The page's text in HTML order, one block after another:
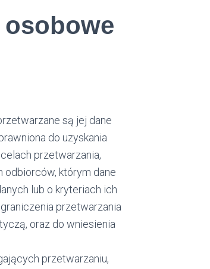
są jej dane
do uzyskania
przetwarzania,
odbiorców, którym dane
lub o kryteriach ich
przetwarzania
oraz do wniesienia
przetwarzaniu,